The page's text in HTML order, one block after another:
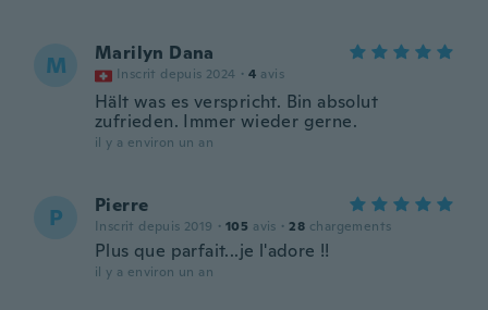
M Marilyn Dana
Inscrit depuis 2024 · 4 avis
Hält was es verspricht. Bin absolut
zufrieden. Immer wieder gerne.
il y a environ un an
P Pierre
Inscrit depuis 2019 · 105 avis · 28 chargements
Plus que parfait...je l'adore !!
il y a environ un an